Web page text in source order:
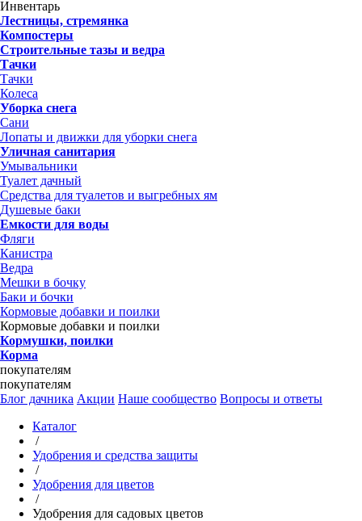
Инвентарь
Лестницы, стремянка
Компостеры
Строительные тазы и ведра
Тачки
Тачки
Колеса
Уборка снега
Сани
Лопаты и движки для уборки снега
Уличная санитария
Умывальники
Туалет дачный
Средства для туалетов и выгребных ям
Душевые баки
Емкости для воды
Фляги
Канистра
Ведра
Мешки в бочку
Баки и бочки
Кормовые добавки и поилки
Кормовые добавки и поилки
Кормушки, поилки
Корма
покупателям
покупателям
Блог дачника Акции Наше сообщество Вопросы и ответы
Каталог
/
Удобрения и средства защиты
/
Удобрения для цветов
/
Удобрения для садовых цветов